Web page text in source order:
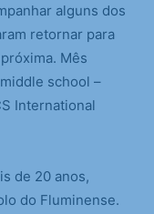
alguns dos
retornar para
Mês
school –
International
de 20 anos,
do Fluminense.